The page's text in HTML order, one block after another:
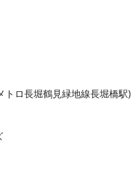
トロ長堀鶴見緑地線長堀橋駅)